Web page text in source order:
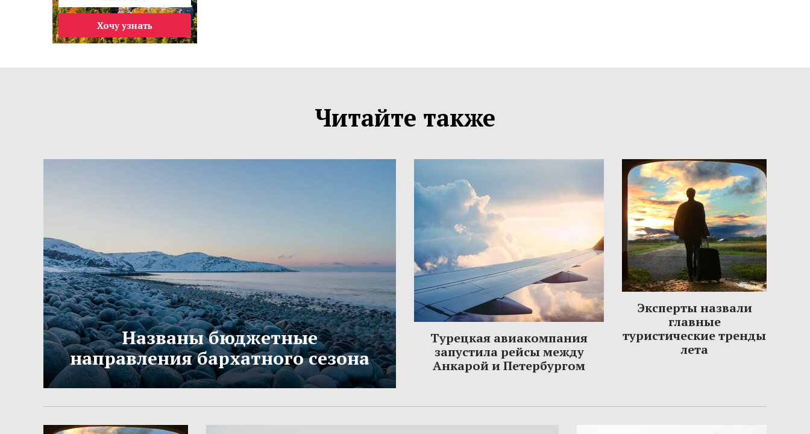
Хочу узнать
Читайте также
Названы бюджетные
направления бархатного сезона
Турецкая авиакомпания
запустила рейсы между
Анкарой и Петербургом
Эксперты назвали
главные
туристические тренды
лета